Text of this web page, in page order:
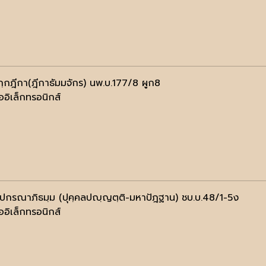
กฎีกา(ฎีกาธัมมจักร) นพ.บ.177/8 ผูก8
อิเล็กทรอนิกส์
กรณาภิธมฺม (ปุคฺคลปญฺญตฺติ-มหาปัฎฐาน) ชบ.บ.48/1-5ง
อิเล็กทรอนิกส์